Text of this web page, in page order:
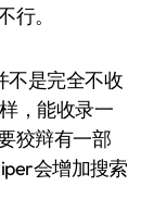
行。
不是完全不收
，能收录一
狡辩有一部
会增加搜索